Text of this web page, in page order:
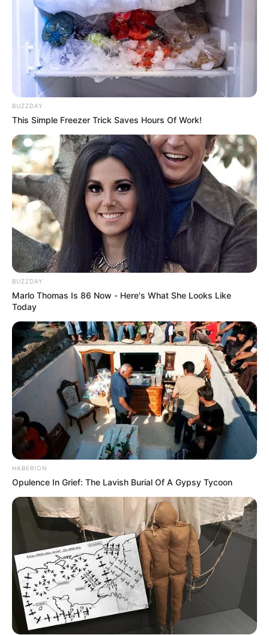
Captura de abusador sexual en
Marinilla Junio 18 de 2024
Crédito:
Suministrada.
Policía.
Marinilla Junio 18 de 2024
Crédito:
Suministrado.
Policía.
Captura de abusador sexual en
Marinilla Junio 18 de 2024
Crédito:
Suministrado.
Policía.
BUZZDAY
This Simple Freezer Trick Saves Hours Of Work!
BUZZDAY
Marlo Thomas Is 86 Now - Here's What She Looks Like
Today
HABERION
Opulence In Grief: The Lavish Burial Of A Gypsy Tycoon